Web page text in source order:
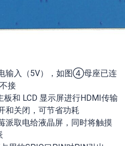
输入（5V），如图④母座已连
接
和 LCD 显示屏进行HDMI传输
关闭，可节省功耗
取电给液晶屏，同时将触摸